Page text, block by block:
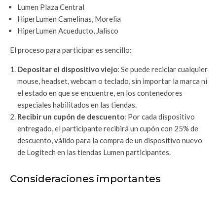
Lumen Plaza Central
HiperLumen Camelinas, Morelia
HiperLumen Acueducto, Jalisco
El proceso para participar es sencillo:
Depositar el dispositivo viejo: Se puede reciclar cualquier
mouse, headset, webcam o teclado, sin importar la marca ni
el estado en que se encuentre, en los contenedores
especiales habilitados en las tiendas.
Recibir un cupón de descuento: Por cada dispositivo
entregado, el participante recibirá un cupón con 25% de
descuento, válido para la compra de un dispositivo nuevo
de Logitech en las tiendas Lumen participantes.
Consideraciones importantes